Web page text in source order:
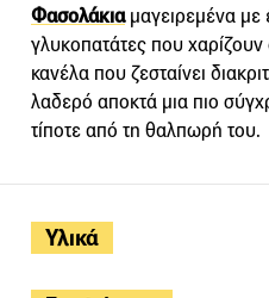
Υλικά
Φασολάκιαμαγειρεμένα με
γλυκοπατάτες που χαρίζουν
κανέλα που ζεσταίνει
λαδερό αποκτά μια πιο
τίποτε από τη θαλπωρή του.